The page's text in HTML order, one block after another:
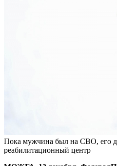
Пока мужчина был на СВО, его
реабилитационный центр